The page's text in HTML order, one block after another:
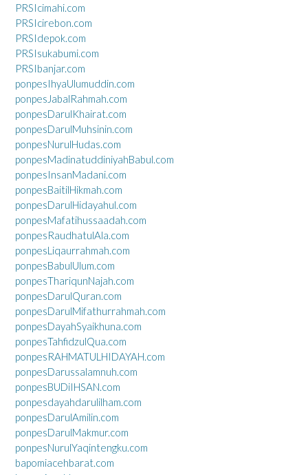
PRSIcimahi.com
PRSIcirebon.com
PRSIdepok.com
PRSIsukabumi.com
PRSIbanjar.com
ponpesIhyaUlumuddin.com
ponpesJabalRahmah.com
ponpesDarulKhairat.com
ponpesDarulMuhsinin.com
ponpesNurulHudas.com
ponpesMadinatuddiniyahBabul.com
ponpesInsanMadani.com
ponpesBaitilHikmah.com
ponpesDarulHidayahul.com
ponpesMafatihussaadah.com
ponpesRaudhatulAla.com
ponpesLiqaurrahmah.com
ponpesBabulUlum.com
ponpesThariqunNajah.com
ponpesDarulQuran.com
ponpesDarulMifathurrahmah.com
ponpesDayahSyaikhuna.com
ponpesTahfidzulQua.com
ponpesRAHMATULHIDAYAH.com
ponpesDarussalamnuh.com
ponpesBUDiIHSAN.com
ponpesdayahdarulilham.com
ponpesDarulAmilin.com
ponpesDarulMakmur.com
ponpesNurulYaqintengku.com
bapomiacehbarat.com